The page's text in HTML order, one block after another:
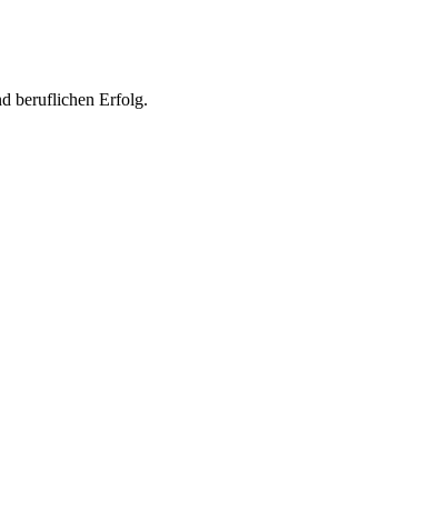
beruflichen Erfolg.